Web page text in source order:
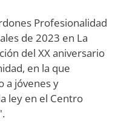
Profesionalidad
de 2023 en La
del XX aniversario
en la que
a jóvenes y
ley en el Centro